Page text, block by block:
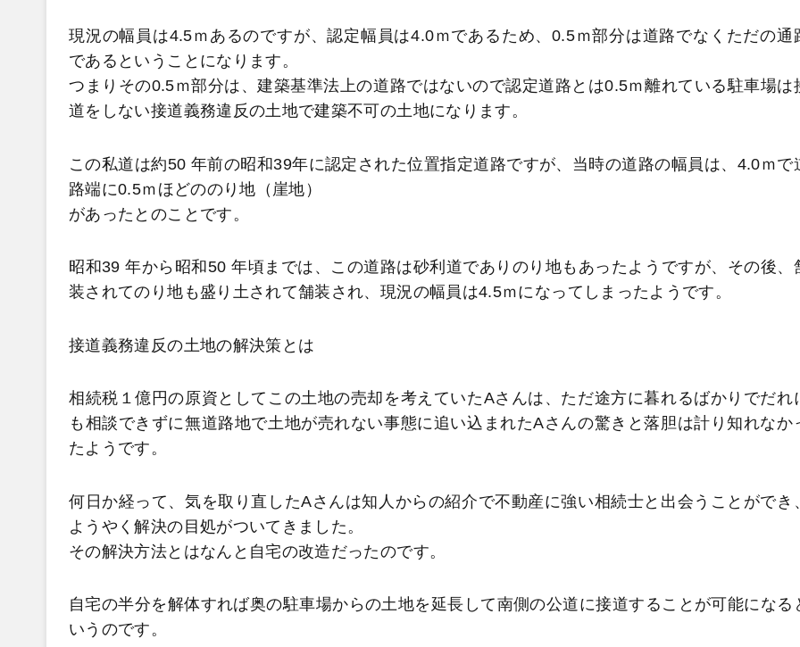
現況の幅員は4.5ｍあるのですが、認定幅員は4.0ｍであるため、0.5ｍ部分は道路でなくただの通
であるということになります。
つまりその0.5ｍ部分は、建築基準法上の道路ではないので認定道路とは0.5ｍ離れている駐車場は
道をしない接道義務違反の土地で建築不可の土地になります。
この私道は約50 年前の昭和39年に認定された位置指定道路ですが、当時の道路の幅員は、4.0ｍで
路端に0.5ｍほどののり地（崖地）
があったとのことです。
昭和39 年から昭和50 年頃までは、この道路は砂利道でありのり地もあったようですが、その後、
装されてのり地も盛り土されて舗装され、現況の幅員は4.5ｍになってしまったようです。
接道義務違反の土地の解決策とは
相続税１億円の原資としてこの土地の売却を考えていたAさんは、ただ途方に暮れるばかりでだれ
も相談できずに無道路地で土地が売れない事態に追い込まれたAさんの驚きと落胆は計り知れなか
たようです。
何日か経って、気を取り直したAさんは知人からの紹介で不動産に強い相続士と出会うことができ、
ようやく解決の目処がついてきました。
その解決方法とはなんと自宅の改造だったのです。
自宅の半分を解体すれば奥の駐車場からの土地を延長して南側の公道に接道することが可能になる
いうのです。